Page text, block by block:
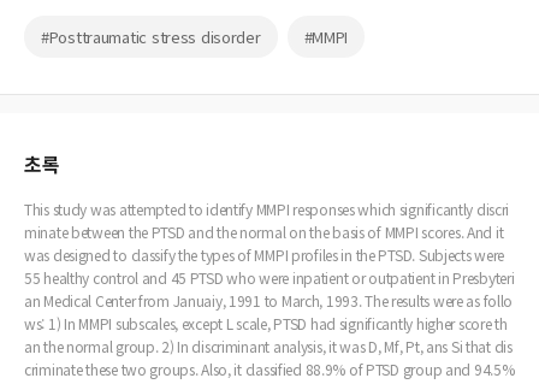
#Posttraumatic stress disorder #MMPI
초록
This study was attempted to identify MMPI responses which significantly discri
minate between the PTSD and the normal on the basis of MMPI scores. And it
was designed to classify the types of MMPI profiles in the PTSD. Subjects were
55 healthy control and 45 PTSD who were inpatient or outpatient in Presbyteri
an Medical Center from Januaiy, 1991 to March, 1993. The results were as follo
ws: 1) In MMPI subscales, except L scale, PTSD had significantly higher score th
an the normal group. 2) In discriminant analysis, it was D, Mf, Pt, ans Si that dis
criminate these two groups. Also, it classified 88.9% of PTSD group and 94.5%